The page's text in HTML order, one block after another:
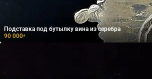
Подставка под бутылку вина из серебра
90 000₽